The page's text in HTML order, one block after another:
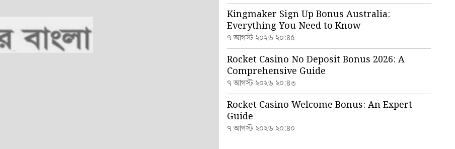
Kingmaker Sign Up Bonus Australia:
Everything You Need to Know
৭ আগস্ট ২০২৬ ২০:৪৫
Rocket Casino No Deposit Bonus 2026: A
Comprehensive Guide
৭ আগস্ট ২০২৬ ২০:৪৩
Rocket Casino Welcome Bonus: An Expert
Guide
৭ আগস্ট ২০২৬ ২০:৪০